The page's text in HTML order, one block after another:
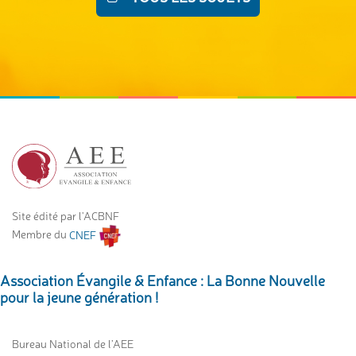
Site édité par l'ACBNF
Membre du CNEF
Association Évangile & Enfance : La Bonne Nouvelle
pour la jeune génération !
Bureau National de l’AEE